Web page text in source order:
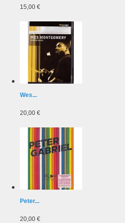
15,00 €
Wes...
20,00 €
Peter...
20,00 €